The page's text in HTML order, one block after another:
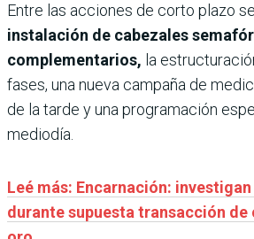
Entre las acciones de corto plazo
instalación de cabezales
complementarios, la
fases, una nueva campaña de
de la tarde y una programación
mediodía.
Leé más: Encarnación:
durante supuesta transacción de